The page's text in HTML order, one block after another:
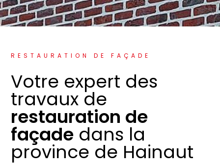
RESTAURATION DE FAÇADE
Votre expert des
travaux de
restauration de
façade dans la
province de Hainaut